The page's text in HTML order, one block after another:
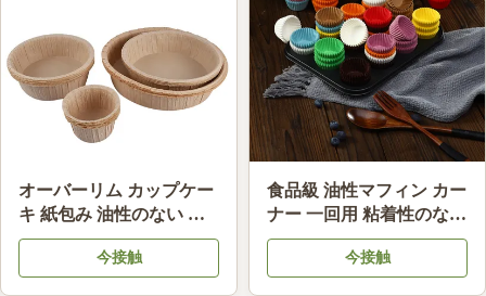
食品品類 未白化 ハンドド
リップ カフェフィルター
油性 カフェ フィルター
今接触
高温耐性 パン紙カップ 粘
りしない使い捨てのカッ
プケーキ
今接触